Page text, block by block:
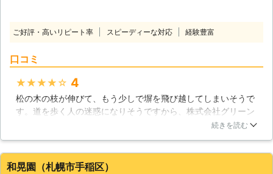
弊社はこういった、作業しにくいご依
頼でも出来得る限り対応をしておりま
様は、ぜひ一度ご相談くださいませ。
積りが明確ではないところが存在しま
す。例えば○○○○円～といったよう
な料金表示ですと、HPの表示金額よ
りも見積りが跳ね上がることが考えら
れます。いざ作業が終了してみたら、
ご好評・高いリピート率 スピーディーな対応 経験豊富
口コミ
★★★★★ 4
松の木の枝が伸びて、もう少しで塀を飛び越してしまいそうで
す。道を歩く人の迷惑になりそうですから、株式会社グリーン
田中に連絡してみました。その結果、石狩市の自宅まで来てい
ました。早めに申し込んで良かったです。
続きを読む
和晃園（札幌市手稲区）